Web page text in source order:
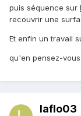
puis séquence sur
recouvrir une
Et enfin un travail
qu'en pensez-vous
laflo03